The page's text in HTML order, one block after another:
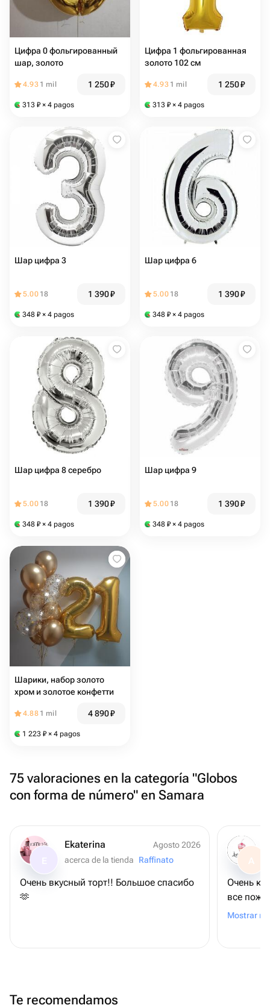
Цифра 0 фольгированный
шар, золото
4.93 1 mil 1 250₽
313 ₽ × 4 pagos
Цифра 1 фольгированная
золото 102 см
4.93 1 mil 1 250₽
313 ₽ × 4 pagos
Шар цифра 3
5.00 18 1 390₽
348 ₽ × 4 pagos
Шар цифра 6
5.00 18 1 390₽
348 ₽ × 4 pagos
Шар цифра 8 серебро
5.00 18 1 390₽
348 ₽ × 4 pagos
Шар цифра 9
5.00 18 1 390₽
348 ₽ × 4 pagos
Шарики, набор золото
хром и золотое конфетти
4.88 1 mil 4 890₽
1 223 ₽ × 4 pagos
75 valoraciones en la categoría "Globos
con forma de número" en Samara
Ekaterina
Agosto 2026
acerca de la tienda
Raffinato
Очень вкусный торт!! Большое спасибо
🫶
A
Очень
все
Спасибо
Mostrar
Te recomendamos